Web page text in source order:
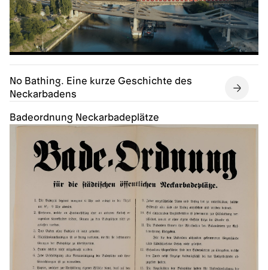
No Bathing. Eine kurze Geschichte des
Neckarbadens
Badeordnung Neckarbadeplätze